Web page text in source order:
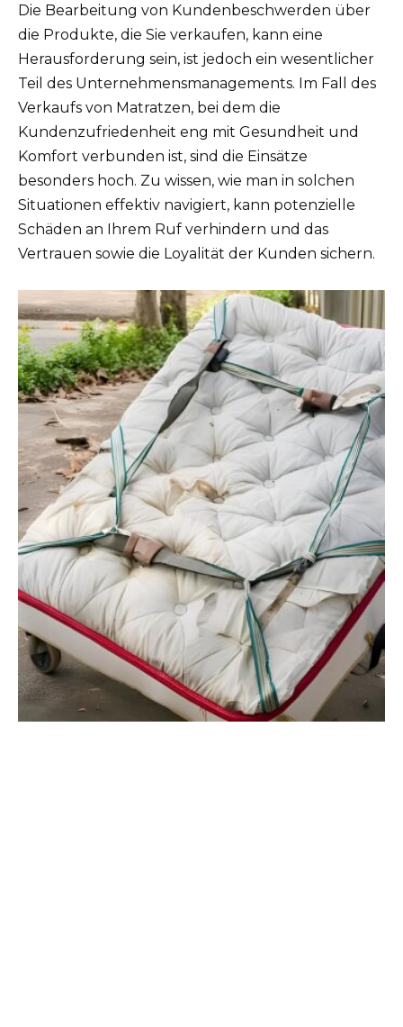
Die Bearbeitung von Kundenbeschwerden über
die Produkte, die Sie verkaufen, kann eine
Herausforderung sein, ist jedoch ein wesentlicher
Teil des Unternehmensmanagements. Im Fall des
Verkaufs von Matratzen, bei dem die
Kundenzufriedenheit eng mit Gesundheit und
Komfort verbunden ist, sind die Einsätze
besonders hoch. Zu wissen, wie man in solchen
Situationen effektiv navigiert, kann potenzielle
Schäden an Ihrem Ruf verhindern und das
Vertrauen sowie die Loyalität der Kunden sichern.